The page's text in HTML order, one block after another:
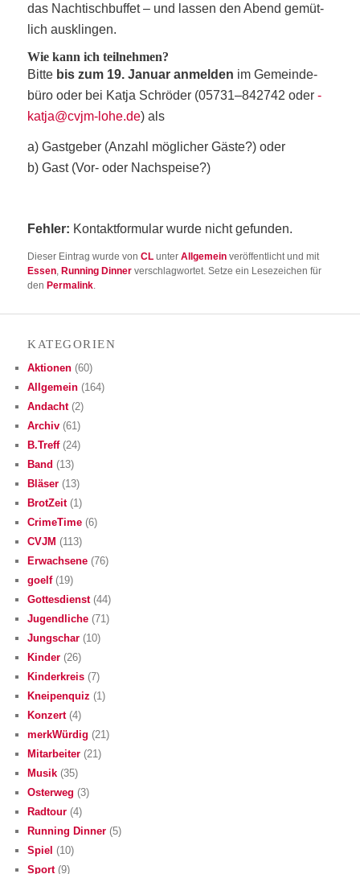
das Nach­tisch­buf­fet – und las­sen den Abend gemüt­
lich ausklingen.
Wie kann ich teilnehmen?
Bit­te bis zum 19. Janu­ar anmel­den im Gemeinde­
büro oder bei Kat­ja Schrö­der (05731–842742 oder­
katja@cvjm-lohe.de) als
a) Gast­ge­ber (Anzahl mög­li­cher Gäs­te?) oder
b) Gast (Vor- oder Nachspeise?)
Feh­ler: Kon­takt­for­mu­lar wur­de nicht gefunden.
Dieser Eintrag wurde vonCL unterAllgemein veröffentlicht und mit
Essen ,Running Dinner verschlagwortet. Setze ein Lesezeichen für
denPermalink
KATE­GO­RIEN
Aktionen (60)
Allgemein (164)
Andacht(2)
Archiv (61)
B.Treff(24)
Band (13)
Bläser (13)
BrotZeit(1)
CrimeTime (6)
CVJM (113)
Erwachsene (76)
goelf(19)
Gottesdienst(44)
Jugendliche (71)
Jungschar (10)
Kinder (26)
Kinderkreis (7)
Kneipenquiz (1)
Konzert(4)
merkWürdig (21)
Mitarbeiter (21)
Musik (35)
Osterweg (3)
Radtour (4)
Running Dinner (5)
Spiel (10)
Sport(9)